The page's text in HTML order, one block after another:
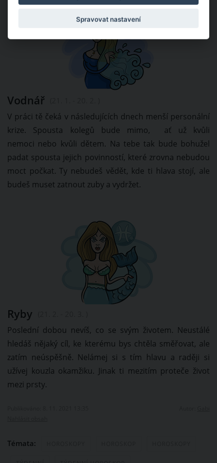
Vodnář
V práci tě čeká v následujících dnech menší personální
krize. Spousta kolegů bude mimo, ať už kvůli
nemoci nebo kvůli dětem. Na tebe tak bude bohužel
padat spousta jejich povinností, které zrovna nebudou
moct počkat. Ty nebudeš vědět, kde ti hlava stojí, ale
budeš muset zatnout zuby a vydržet.
Ryby
Poslední dobou nevíš, co se svým životem. Neustálé
hledáš nějaký cíl, ke kterému bys chtěla směřovat, ale
zatím neúspěšně. Nelámej si s tím hlavu a raději si
užívej kouzla okamžiku. Jinak ti mezitím proteče život
mezi prsty.
Témata:
Spravovat nastavení